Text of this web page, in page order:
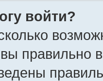
войти?
правильно